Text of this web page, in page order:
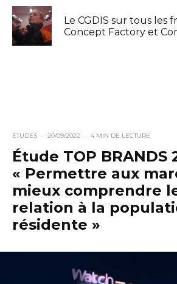
Le CGDIS sur tous les
Concept Factory et
ÉTUDES · 20/09/2022 · 4 MIN DE LECTURE
Étude TOP BRANDS
« Permettre aux
mieux comprendre
relation à la
résidente »